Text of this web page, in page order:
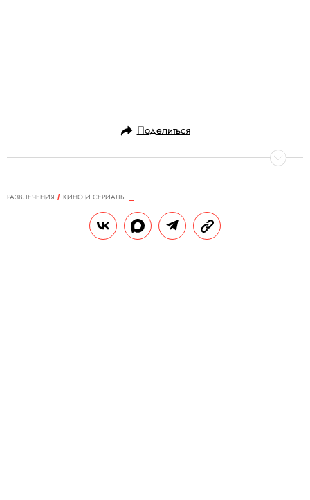
Поделиться
РАЗВЛЕЧЕНИЯ
КИНО И СЕРИАЛЫ
Маньяки, наркобароны и прочая